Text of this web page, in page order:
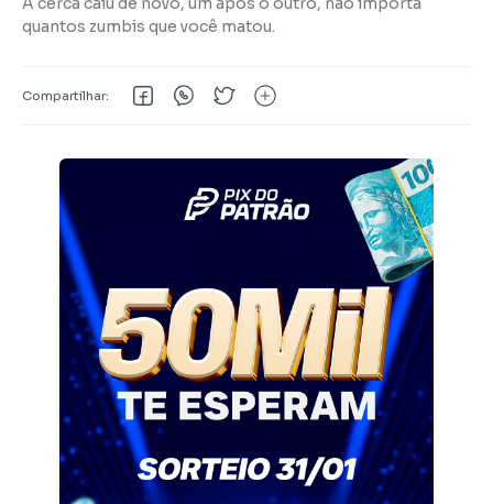
quantos zumbis que você matou.